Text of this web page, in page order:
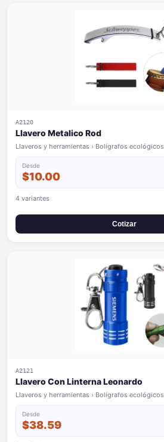
A2120
Llavero Metalico Rod
Llaveros y herramientas › Bolígrafos ecológicos
Desde
$10.00
4 variantes
Cotizar
A2121
Llavero Con Linterna Leonardo
Llaveros y herramientas › Bolígrafos ecológicos
Desde
$38.59